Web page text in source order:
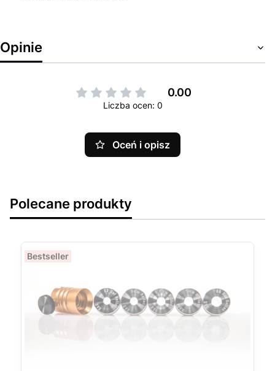
Opinie
0.00
Liczba ocen: 0
Oceń i opisz
Polecane produkty
Bestseller